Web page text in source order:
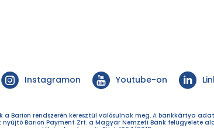
Instagramon Youtube-on
a Barion rendszerén keresztül valósulnak meg. A bankkártya
Barion Payment Zrt. a Magyar Nemzeti Bank felügyelete